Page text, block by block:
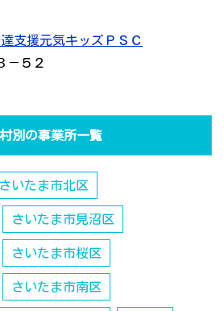
支援元気キッズＰＳＣ
－５２
別の事業所一覧
さいたま市北区
さいたま市見沼区
さいたま市桜区
さいたま市南区